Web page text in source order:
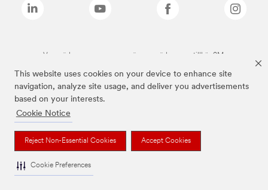
This website uses cookies on your device to enhance site
navigation, analyze site usage, and deliver you advertisements
based on your interests.
Cookie Notice
Reject Non-Essential Cookies Accept Cookies
Cookie Preferences
Varumärken som anges ovan är varumärken som tillhör 3M.